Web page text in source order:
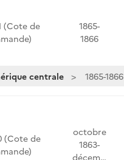
(Cote de
1865-
1866
centrale 1865-1866
(Cote de
octobre
1863-
décem…